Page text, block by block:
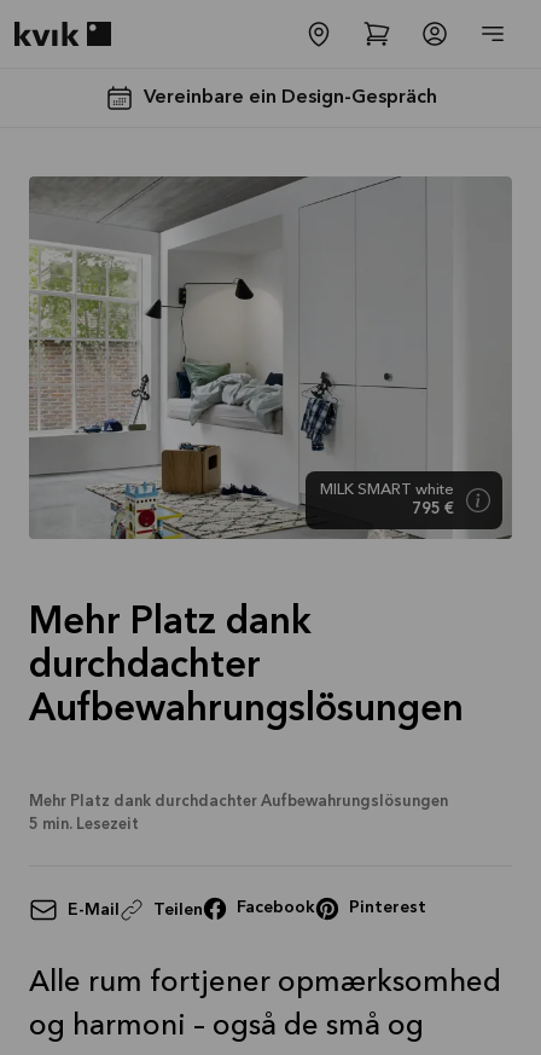
Vereinbare ein Design-Gespräch
% auf alle
Arbeitsplatten
und Spülen*
Angebot gültig bis
2026-08-31
Mehr
Mehr Platz dank
durchdachter
Aufbewahrungslösungen
MILK SMART white
795 €
Mehr Platz dank durchdachter Aufbewahrungslösungen
5 min. Lesezeit
E-Mail Teilen Facebook Pinterest
Alle rum fortjener opmærksomhed
og harmoni – også de små og